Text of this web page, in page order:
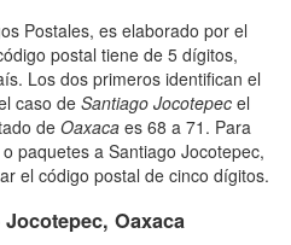
Postales, es elaborado por el
postal tiene de 5 dígitos,
Los dos primeros identifican el
caso de Santiago Jocotepec el
de Oaxaca es 68 a 71. Para
paquetes a Santiago Jocotepec,
el código postal de cinco dígitos.
Oaxaca